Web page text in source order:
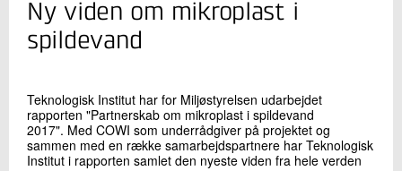
Lotte Bjerrum Friis-Holm
Centerchef, ph.d.
Vandteknologi
Skriv til mig
Ny viden om mikroplast i
spildevand
Teknologisk Institut har for Miljøstyrelsen udarbejdet
rapporten "Partnerskab om mikroplast i spildevand
2017". Med COWI som underrådgiver på projektet og
sammen med en række samarbejdspartnere har Teknologisk
Institut i rapporten samlet den nyeste viden fra hele verden